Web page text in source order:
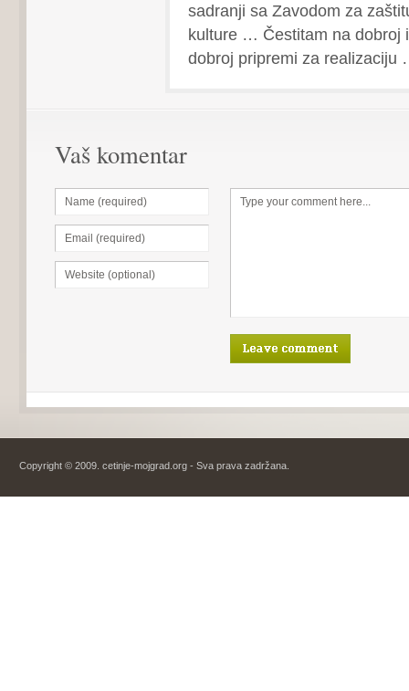
sadranji sa Zavodom za
kulture … Čestitam na dobroj
dobroj pripremi za realizaciju
Vaš komentar
Copyright © 2009. cetinje-mojgrad.org - Sva prava zadržana.